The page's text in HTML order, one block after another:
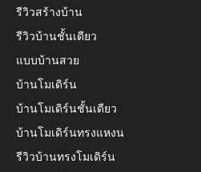
รีวิวสร้างบ้าน
รีวิวบ้านชั้นเดียว
แบบบ้านสวย
บ้านโมเดิร์น
บ้านโมเดิร์นชั้นเดียว
บ้านโมเดิร์นทรงแหงน
รีวิวบ้านทรงโมเดิร์น